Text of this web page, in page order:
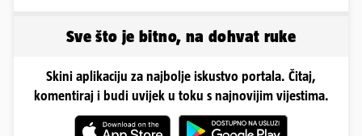
Sve što je bitno, na dohvat ruke
Skini aplikaciju za najbolje iskustvo portala. Čitaj,
komentiraj i budi uvijek u toku s najnovijim vijestima.